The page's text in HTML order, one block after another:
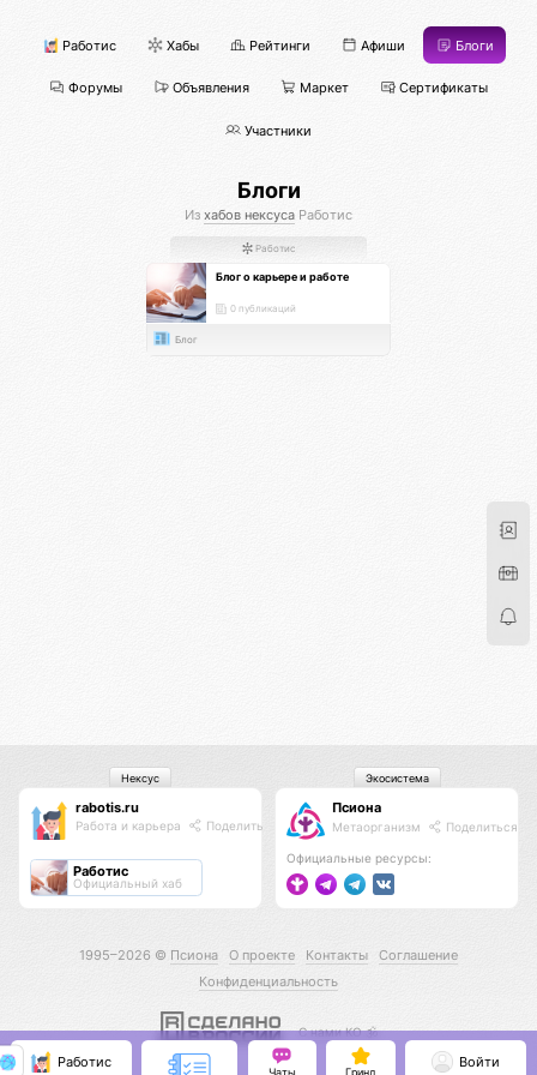
Работис Хабы Рейтинги Афиши Блоги
Форумы Объявления Маркет Сертификаты
Участники
Блоги
Из хабов нексуса Работис
Работис
Блог о карьере и работе
0 публикаций
Блог
rabotis.ru
Работа и карьера Поделиться
Работис
Официальный хаб
Нексус
Псиона
Метаорганизм Поделиться
Официальные ресурсы:
Экосистема
1995–2026 © Псиона О проекте Контакты
Соглашение
Конфиденциальность
С нами КО 🕉️
Работис
Чаты Гринд
Войти